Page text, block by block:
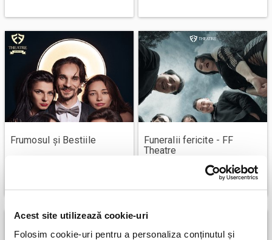
Acest site utilizează cookie-uri
Folosim cookie-uri pentru a personaliza conținutul și
Frumosul și Bestiile
Funeralii fericite - FF
Theatre